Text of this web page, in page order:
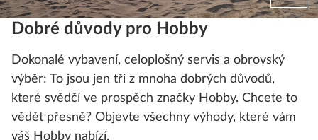
Dobré důvody pro Hobby
Dokonalé vybavení, celoplošný servis a obrovský
výběr: To jsou jen tři z mnoha dobrých důvodů,
které svědčí ve prospěch značky Hobby. Chcete to
vědět přesně? Objevte všechny výhody, které vám
váš Hobby nabízí.